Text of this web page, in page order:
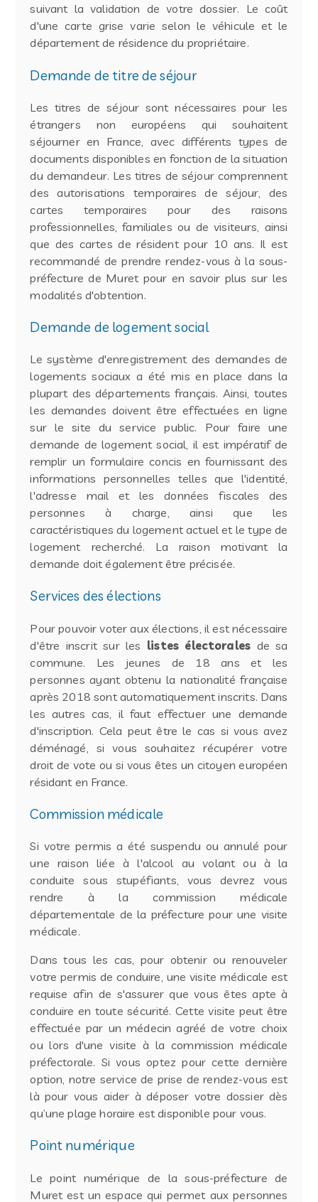
suivant la validation de votre dossier. Le coût
d'une carte grise varie selon le véhicule et le
département de résidence du propriétaire.
Demande de titre de séjour
Les titres de séjour sont nécessaires pour les
étrangers non européens qui souhaitent
séjourner en France, avec différents types de
documents disponibles en fonction de la situation
du demandeur. Les titres de séjour comprennent
des autorisations temporaires de séjour, des
cartes temporaires pour des raisons
professionnelles, familiales ou de visiteurs, ainsi
que des cartes de résident pour 10 ans. Il est
recommandé de prendre rendez-vous à la sous-
préfecture de Muret pour en savoir plus sur les
modalités d'obtention.
Demande de logement social
Le système d'enregistrement des demandes de
logements sociaux a été mis en place dans la
plupart des départements français. Ainsi, toutes
les demandes doivent être effectuées en ligne
sur le site du service public. Pour faire une
demande de logement social, il est impératif de
remplir un formulaire concis en fournissant des
informations personnelles telles que l'identité,
l'adresse mail et les données fiscales des
personnes à charge, ainsi que les
caractéristiques du logement actuel et le type de
logement recherché. La raison motivant la
demande doit également être précisée.
Services des élections
Pour pouvoir voter aux élections, il est nécessaire
d'être inscrit sur les listes électorales de sa
commune. Les jeunes de 18 ans et les
personnes ayant obtenu la nationalité française
après 2018 sont automatiquement inscrits. Dans
les autres cas, il faut effectuer une demande
d'inscription. Cela peut être le cas si vous avez
déménagé, si vous souhaitez récupérer votre
droit de vote ou si vous êtes un citoyen européen
résidant en France.
Commission médicale
Si votre permis a été suspendu ou annulé pour
une raison liée à l'alcool au volant ou à la
conduite sous stupéfiants, vous devrez vous
rendre à la commission médicale
départementale de la préfecture pour une visite
médicale.
Dans tous les cas, pour obtenir ou renouveler
votre permis de conduire, une visite médicale est
requise afin de s'assurer que vous êtes apte à
conduire en toute sécurité. Cette visite peut être
effectuée par un médecin agréé de votre choix
ou lors d'une visite à la commission médicale
préfectorale. Si vous optez pour cette dernière
option, notre service de prise de rendez-vous est
là pour vous aider à déposer votre dossier dès
qu’une plage horaire est disponible pour vous.
Point numérique
Le point numérique de la sous-préfecture de
Muret est un espace qui permet aux personnes